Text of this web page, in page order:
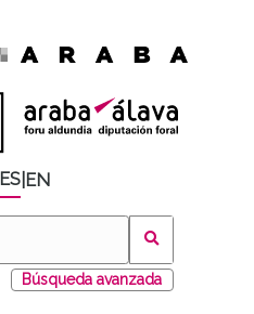
ES EN
Búsqueda avanzada